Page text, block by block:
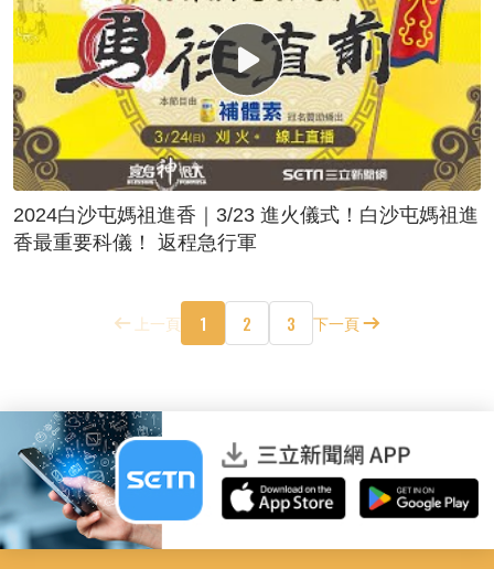
2024白沙屯媽祖進香｜3/23 進火儀式！白沙屯媽祖進
香最重要科儀！ 返程急行軍
上一頁 1 2 3 下一頁